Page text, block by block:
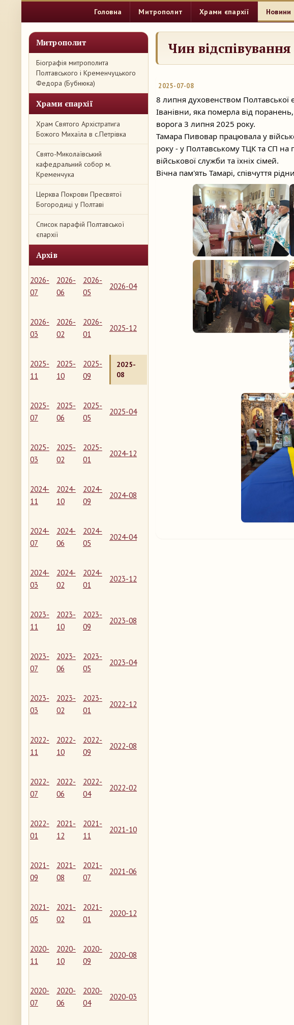
Головна Митрополит Храми єпархії Новини
Митрополит
Біографія митрополита
Полтавського і Кременчуцького
Федора (Бубнюка)
Храми єпархії
Храм Святого Архістратига
Божого Михаїла в с.Петрівка
Свято-Миколаївський
кафедральний собор м.
Кременчука
Церква Покрови Пресвятої
Богородиці у Полтаві
Список парафій Полтавської
єпархії
Архів
2026-
07
2026-
06
2026-
05
2026-04
2026-
03
2026-
02
2026-
01
2025-12
2025-
11
2025-
10
2025-
09
2025-
08
2025-
07
2025-
06
2025-
05
2025-04
2025-
03
2025-
02
2025-
01
2024-12
2024-
11
2024-
10
2024-
09
2024-08
2024-
07
2024-
06
2024-
05
2024-04
2024-
03
2024-
02
2024-
01
2023-12
2023-
11
2023-
10
2023-
09
2023-08
2023-
07
2023-
06
2023-
05
2023-04
2023-
03
2023-
02
2023-
01
2022-12
2022-
11
2022-
10
2022-
09
2022-08
2022-
07
2022-
06
2022-
04
2022-02
2022-
01
2021-
12
2021-
11
2021-10
2021-
09
2021-
08
2021-
07
2021-06
2021-
05
2021-
02
2021-
01
2020-12
2020-
11
2020-
10
2020-
09
2020-08
2020-
07
2020-
06
2020-
04
2020-03
Чин
2025-07-08
8 липня духовенством Полтавської
Іванівни, яка померла від
ворога 3 липня 2025 року.
Тамара Пивовар працювала у
року - у Полтавському ТЦК та СП на
військової служби та їхніх сімей.
Вічна пам'ять Тамарі, співчуття